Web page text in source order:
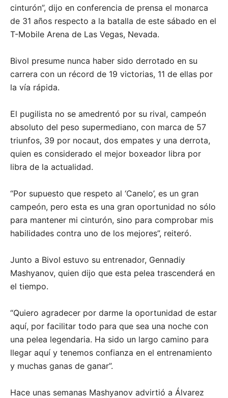
cinturón”, dijo en conferencia de prensa el monarca
de 31 años respecto a la batalla de este sábado en el
T-Mobile Arena de Las Vegas, Nevada.
Bivol presume nunca haber sido derrotado en su
carrera con un récord de 19 victorias, 11 de ellas por
la vía rápida.
El pugilista no se amedrentó por su rival, campeón
absoluto del peso supermediano, con marca de 57
triunfos, 39 por nocaut, dos empates y una derrota,
quien es considerado el mejor boxeador libra por
libra de la actualidad.
“Por supuesto que respeto al ‘Canelo’, es un gran
campeón, pero esta es una gran oportunidad no sólo
para mantener mi cinturón, sino para comprobar mis
habilidades contra uno de los mejores”, reiteró.
Junto a Bivol estuvo su entrenador, Gennadiy
Mashyanov, quien dijo que esta pelea trascenderá en
el tiempo.
“Quiero agradecer por darme la oportunidad de estar
aquí, por facilitar todo para que sea una noche con
una pelea legendaria. Ha sido un largo camino para
llegar aquí y tenemos confianza en el entrenamiento
y muchas ganas de ganar”.
Hace unas semanas Mashyanov advirtió a Álvarez